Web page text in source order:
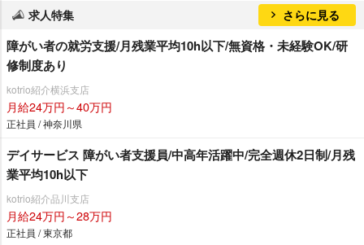
求人特集 さらに見る
障がい者の就労支援/月残業平均10h以下/無資格・未経験OK/研
修制度あり
kotrio紹介横浜支店
月給24万円～40万円
正社員 / 神奈川県
デイサービス 障がい者支援員/中高年活躍中/完全週休2日制/月残
業平均10h以下
kotrio紹介品川支店
月給24万円～28万円
正社員 / 東京都